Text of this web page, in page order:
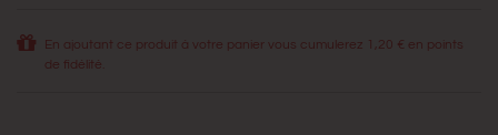
En ajoutant ce produit à votre panier vous cumulerez 1,20 € en points
de fidélité.